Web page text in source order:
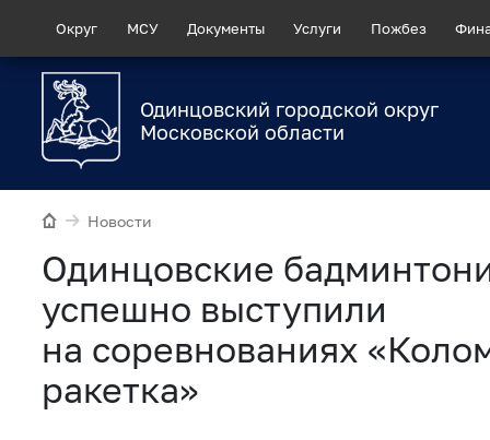
Округ МСУ Документы Услуги Пожбез
Одинцовский городской округ
Московской области
Новости
Одинцовские
успешно выступили
на соревнованиях
ракетка»